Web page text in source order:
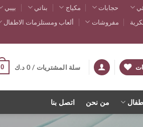
حجابات مكياج بناتي بيبي
مفروشات ألعاب ومستلزمات الاطفال
سلة المشتريات /0 د.ك 0
من نحن اتصل بنا